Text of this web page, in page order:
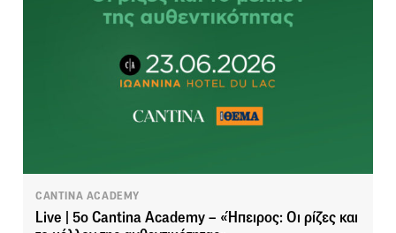
CANTINA ACADEMY
Live | 5ο Cantina Academy – «Ήπειρος: Οι ρίζες και